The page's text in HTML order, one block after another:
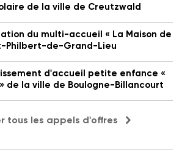
de la ville de Creutzwald
du multi-accueil « La Maison de
Philbert-de-Grand-Lieu
d'accueil petite enfance «
de la ville de Boulogne-Billancourt
tous les appels d'offres